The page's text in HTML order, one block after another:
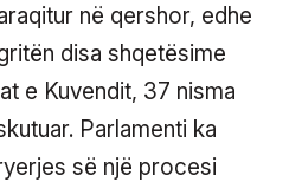
në qershor, edhe
disa shqetësime
e Kuvendit, 37 nisma
Parlamenti ka
së një procesi